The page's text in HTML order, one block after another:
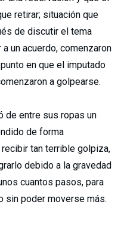
retirar; situación que
de discutir el tema
un acuerdo, comenzaron
en que el imputado
a golpearse.
de entre sus ropas un
de forma
tan terrible golpiza,
debido a la gravedad
cuantos pasos, para
sin poder moverse más.